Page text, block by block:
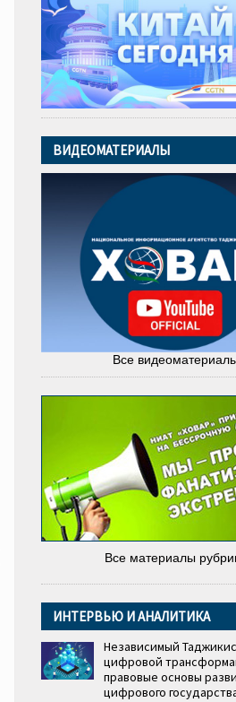
ВИДЕОМАТЕРИАЛЫ
Все
Все материалы
ИНТЕРВЬЮ И АНАЛИТИКА
Независимый
цифровой
правовые основы
цифрового